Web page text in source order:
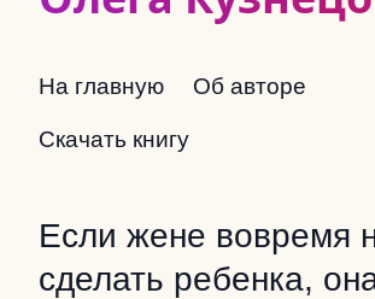
На главную Об авторе
Скачать книгу
Если жене вовремя
сделать ребенка,